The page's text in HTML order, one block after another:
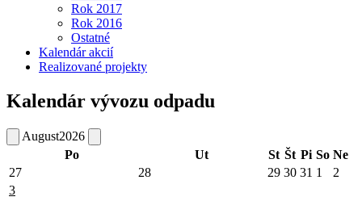
Rok 2017
Rok 2016
Ostatné
Kalendár akcií
Realizované projekty
Kalendár vývozu odpadu
August2026
Po
Ut St Št Pi So Ne
27
28 29 30 31 1
2
3